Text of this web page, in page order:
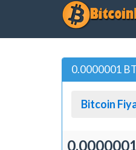
0.0000001
Bitcoin